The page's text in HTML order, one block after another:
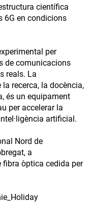
científica
6G en condicions
per
de comunicacions
reals. La
recerca, la docència,
és un equipament
per accelerar la
artificial.
Nord de
a
fibra òptica cedida per